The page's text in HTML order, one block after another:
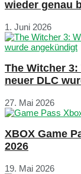
wieder genau
1. Juni 2026
The Witcher
neuer DLC
27. Mai 2026
XBOX Game
2026
19. Mai 2026